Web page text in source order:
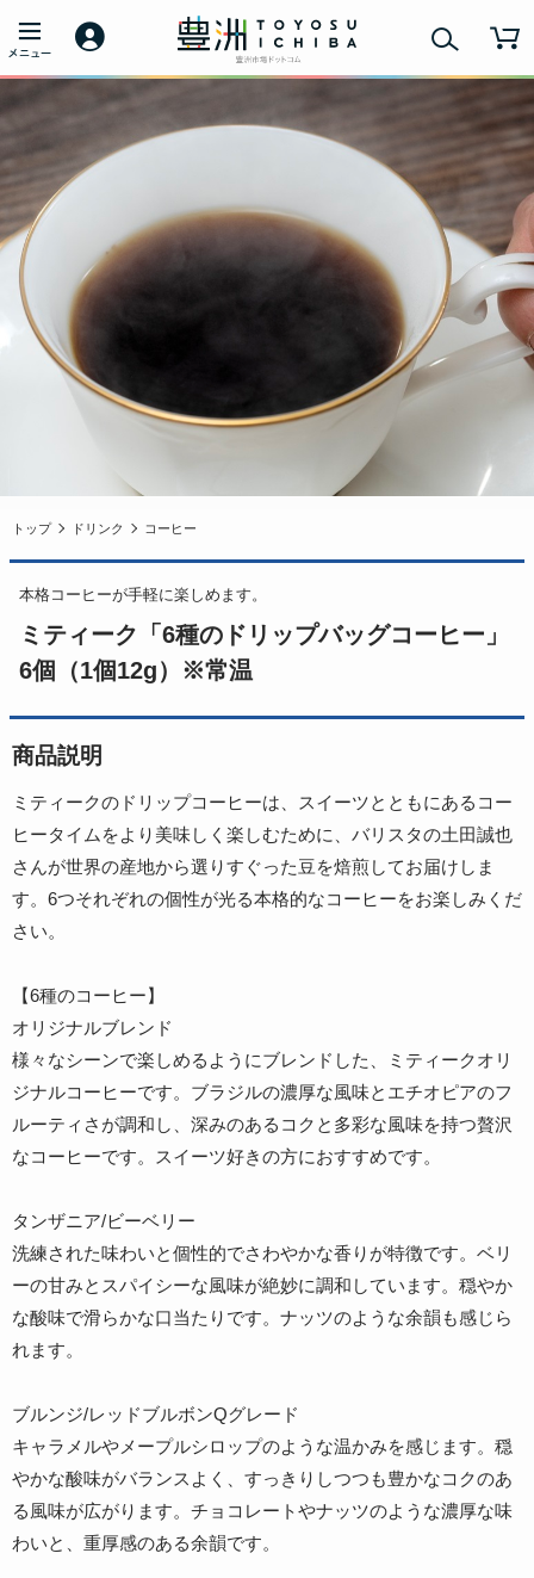
トップ ドリンク コーヒー
本格コーヒーが手軽に楽しめます。
ミティーク「6種のドリップバッグコーヒー」
6個（1個12g）※常温
商品説明
ミティークのドリップコーヒーは、スイーツとともにあるコー
ヒータイムをより美味しく楽しむために、バリスタの土田誠也
さんが世界の産地から選りすぐった豆を焙煎してお届けしま
す。6つそれぞれの個性が光る本格的なコーヒーをお楽しみくだ
さい。
【6種のコーヒー】
オリジナルブレンド
様々なシーンで楽しめるようにブレンドした、ミティークオリ
ジナルコーヒーです。ブラジルの濃厚な風味とエチオピアのフ
ルーティさが調和し、深みのあるコクと多彩な風味を持つ贅沢
なコーヒーです。スイーツ好きの方におすすめです。
タンザニア/ビーベリー
洗練された味わいと個性的でさわやかな香りが特徴です。ベリ
ーの甘みとスパイシーな風味が絶妙に調和しています。穏やか
な酸味で滑らかな口当たりです。ナッツのような余韻も感じら
れます。
ブルンジ/レッドブルボンQグレード
キャラメルやメープルシロップのような温かみを感じます。穏
やかな酸味がバランスよく、すっきりしつつも豊かなコクのあ
る風味が広がります。チョコレートやナッツのような濃厚な味
わいと、重厚感のある余韻です。